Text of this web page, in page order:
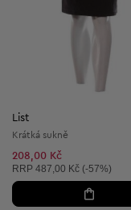
List
Krátká sukně
208,00 Kč
Doporučená cena:
RRP 487,00 Kč (-57%)